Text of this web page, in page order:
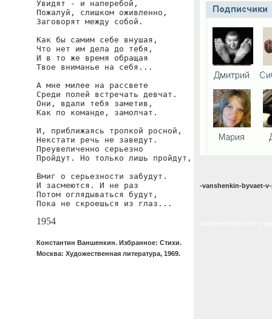
Увидят - и наперебой,
Пожалуй, слишком оживленно,
Заговорят между собой.
Как бы самим себе внушая,
Что нет им дела до тебя,
И в то же время обращая
Твое вниманье на себя...
А мне милее на рассвете
Среди полей встречать девчат.
Они, вдали тебя заметив,
Как по команде, замолчат.
И, приближаясь тропкой росной,
Некстати речь не заведут.
Преувеличенно серьезно
Пройдут. Но только лишь пройдут,
Вмиг о серьезности забудут.
И засмеются. И не раз
Потом оглядываться будут,
Пока не скроешься из глаз...
1954
Константин Ваншенкин. Избранное: Стихи.
Москва: Художественная литература, 1969.
-vanshenkin-byvaet-